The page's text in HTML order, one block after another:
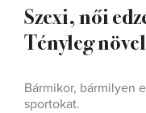
Szexi, női
Tényleg
Bármikor, bármilyen
sportokat.